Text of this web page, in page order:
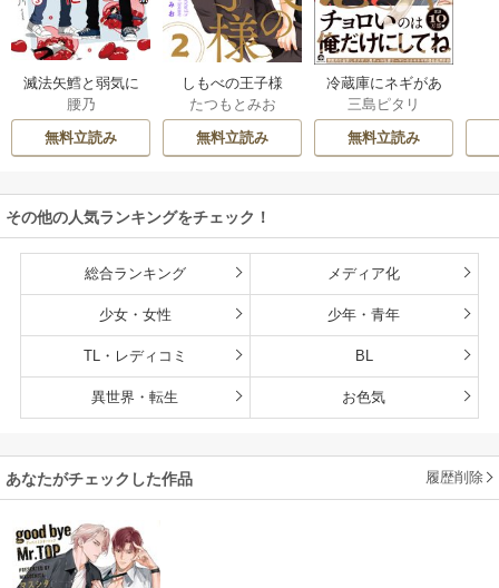
滅法矢鱈と弱気に
キス【コミックス
版】
腰乃
無料立読み
しもべの王子様
【描き下ろしおま
け付き特装版】
たつもとみお
無料立読み
冷蔵庫にネギがあ
ったカモ
三島ピタリ
無料立読み
その他の人気ランキングをチェック！
総合ランキング メディア化
少女・女性 少年・青年
TL・レディコミ BL
異世界・転生 お色気
あなたがチェックした作品 履歴削除